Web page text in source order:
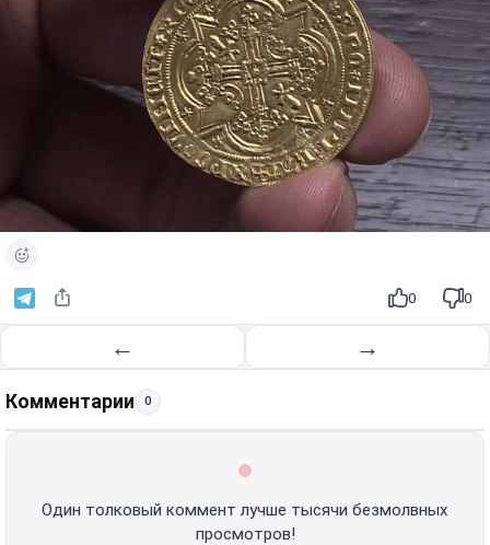
0 0
← →
Комментарии 0
Один толковый коммент лучше тысячи безмолвных
просмотров!